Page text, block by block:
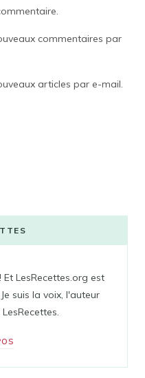
commentaires par
articles par e-mail.
LesRecettes.org est
suis la voix, l'auteur